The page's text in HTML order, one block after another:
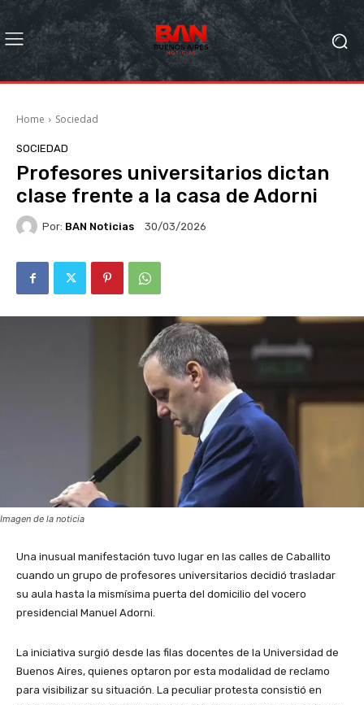
Home Sociedad
SOCIEDAD
Profesores universitarios dictan
clase frente a la casa de Adorni
Por: BAN Noticias 30/03/2026
Imagen de la noticia
Una inusual manifestación tuvo lugar en las calles de Caballito
cuando un grupo de profesores universitarios decidió trasladar
su aula hasta la mismísima puerta del domicilio del vocero
presidencial Manuel Adorni.
La iniciativa surgió desde las filas docentes de la Universidad de
Buenos Aires, quienes optaron por esta modalidad de reclamo
para visibilizar su situación. La peculiar protesta consistió en